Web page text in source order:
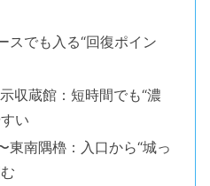
スでも入る“回復ポイン
収蔵館：短時間でも“濃
い
東南隅櫓：入口から“城っ